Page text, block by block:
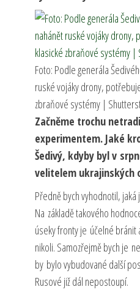
Foto: Podle generála
ruské vojáky drony,
zbraňové systémy |
Začněme trochu
experimentem. Jaké
Šedivý, kdyby byl v
velitelem ukrajinských
Předně bych vyhodnotil,
Na základě takového
úseky fronty je účelné
nikoli. Samozřejmě bych je
by bylo vybudované další
Rusové již dál nepostoupí.